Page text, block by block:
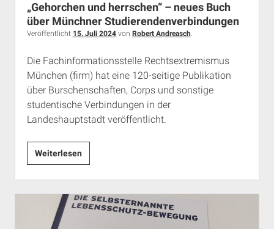
München
„Gehorchen und herrschen“ – neues Buch
über Münchner Studierendenverbindungen
Veröffentlicht 15. Juli 2024von Robert Andreasch.
Die Fachinformationsstelle Rechtsextremismus
München (firm) hat eine 120-seitige Publikation
über Burschenschaften, Corps und sonstige
studentische Verbindungen in der
Landeshauptstadt veröffentlicht.
Weiterlesen„Gehorchen
und
herrschen“
–
neues